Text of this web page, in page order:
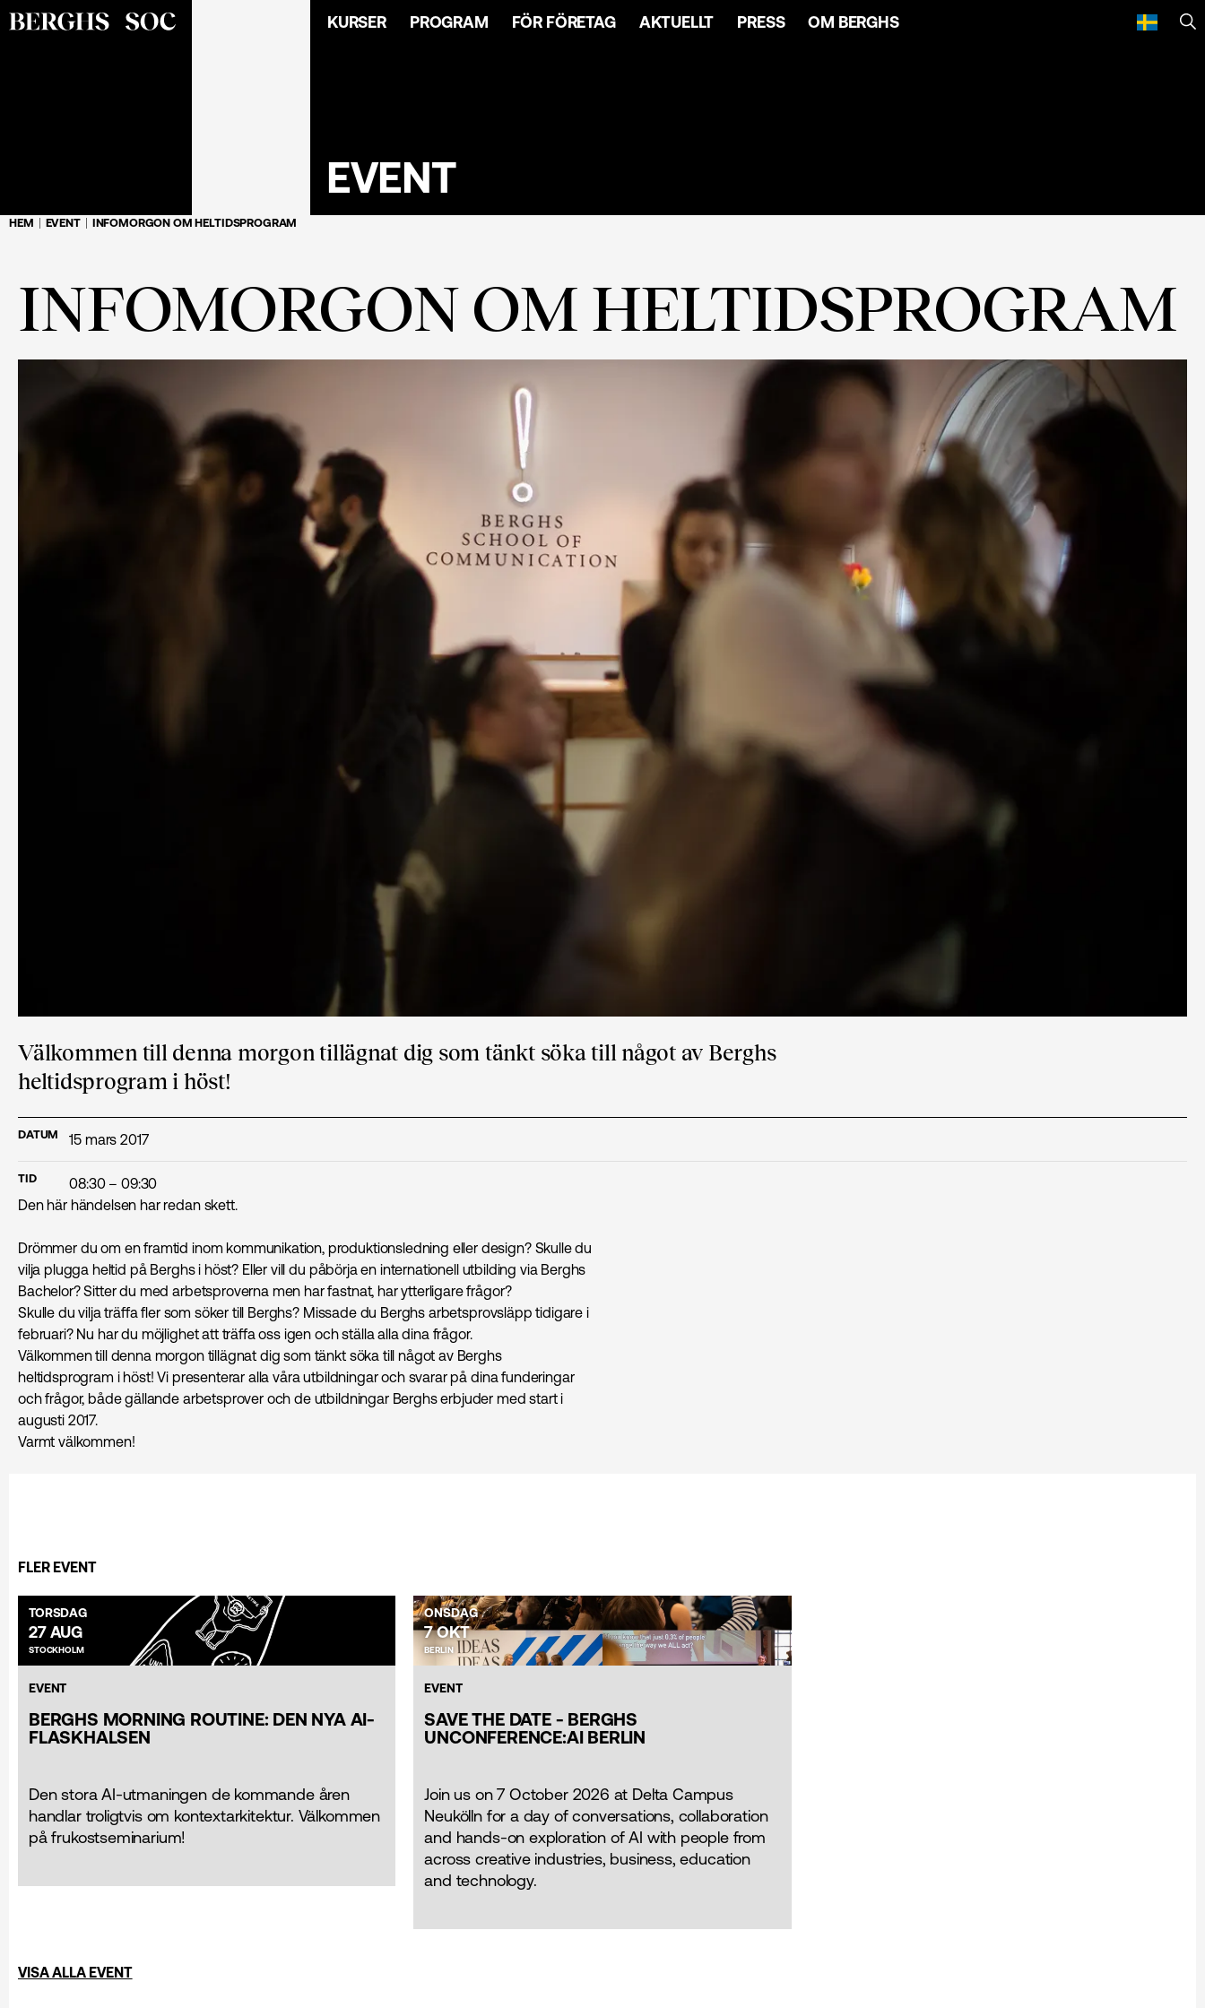
KURSER PROGRAM FÖR FÖRETAG AKTUELLT PRESS OM BERGHS
EVENT
HEM EVENT INFOMORGON OM HELTIDSPROGRAM
INFOMORGON OM HELTIDSPROGRAM
Välkommen till denna morgon tillägnat dig som tänkt söka till något av Berghs
heltidsprogram i höst!
DATUM 15 mars 2017
TID
08:30 – 09:30
Den här händelsen har redan skett.
Drömmer du om en framtid inom kommunikation, produktions­ledning eller design? Skulle du
vilja plugga heltid på Berghs i höst? Eller vill du påbörja en internationell utbilding via Berghs
Bachelor? Sitter du med arbetsproverna men har fastnat, har ytterligare frågor?
Skulle du vilja träffa fler som söker till Berghs? Missade du Berghs arbetsprovsläpp tidigare i
februari? Nu har du möjlighet att träffa oss igen och ställa alla dina frågor.
Välkommen till denna morgon tillägnat dig som tänkt söka till något av Berghs
heltidsprogram i höst! Vi presenterar alla våra utbildningar och svarar på dina funderingar
och frågor, både gällande arbetsprover och de utbildningar Berghs erbjuder med start i
augusti 2017.
Varmt välkommen!
FLER EVENT
TORSDAG
27 AUG
STOCKHOLM
EVENT
BERGHS MORNING ROUTINE: DEN NYA AI-
FLASKHALSEN
Den stora AI-utmaningen de kommande åren
handlar troligtvis om kontextarkitektur. Välkommen
på frukostseminarium!
ONSDAG
7 OKT
BERLIN
EVENT
SAVE THE DATE - BERGHS
UNCONFERENCE:AI BERLIN
Join us on 7 October 2026 at Delta Campus
Neukölln for a day of conversations, collaboration
and hands-on exploration of AI with people from
across creative industries, business, education
and technology.
VISA ALLA EVENT